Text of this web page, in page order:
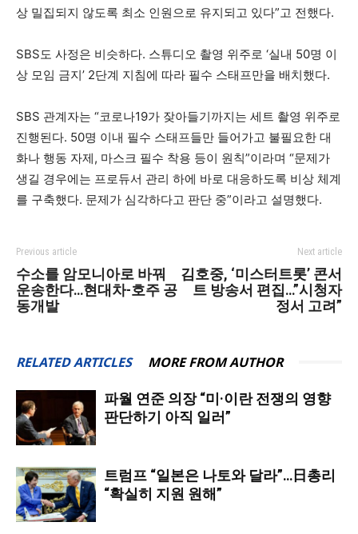
상 밀집되지 않도록 최소 인원으로 유지되고 있다”고 전했다.
SBS도 사정은 비슷하다. 스튜디오 촬영 위주로 ‘실내 50명 이
상 모임 금지’ 2단계 지침에 따라 필수 스태프만을 배치했다.
SBS 관계자는 “코로나19가 잦아들기까지는 세트 촬영 위주로
진행된다. 50명 이내 필수 스태프들만 들어가고 불필요한 대
화나 행동 자제, 마스크 필수 착용 등이 원칙”이라며 “문제가
생길 경우에는 프로듀서 관리 하에 바로 대응하도록 비상 체계
를 구축했다. 문제가 심각하다고 판단 중”이라고 설명했다.
Previous article
수소를 암모니아로 바꿔
운송한다…현대차-호주 공
동개발
Next article
김호중, ‘미스터트롯’ 콘서
트 방송서 편집…”시청자
정서 고려”
RELATED ARTICLES MORE FROM AUTHOR
파월 연준 의장 “미·이란 전쟁의 영향
판단하기 아직 일러”
트럼프 “일본은 나토와 달라”…日총리
“확실히 지원 원해”